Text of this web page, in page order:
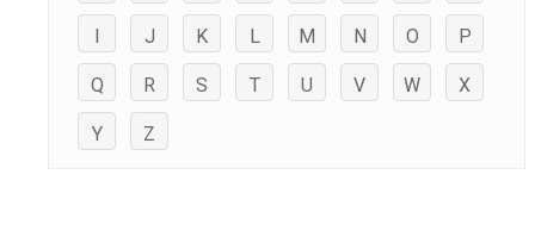
I J K L M N O P
Q R S T U V W X
Y Z